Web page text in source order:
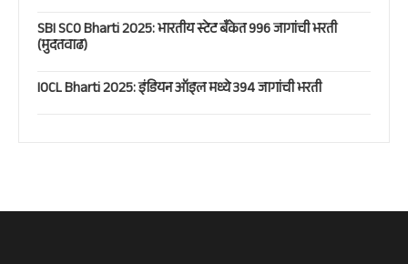
SBI SCO Bharti 2025: भारतीय स्टेट बँकेत 996 जागांची भरती
(मुदतवाढ)
IOCL Bharti 2025: इंडियन ऑइल मध्ये 394 जागांची भरती